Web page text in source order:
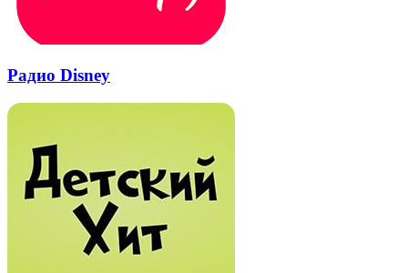
Радио Disney